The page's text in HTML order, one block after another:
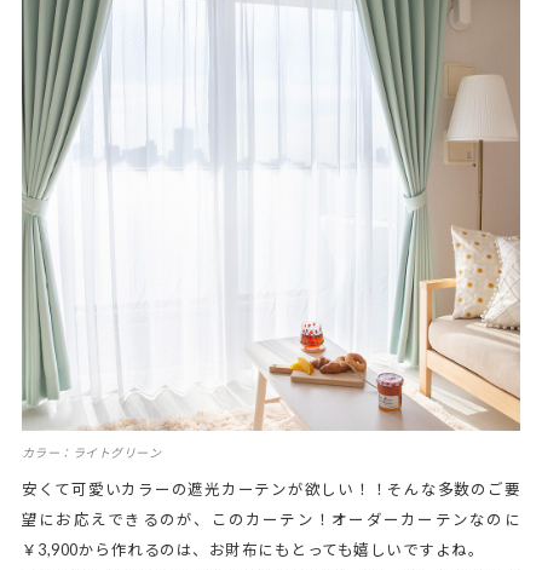
カラー：ライトグリーン
安くて可愛いカラーの遮光カーテンが欲しい！！そんな多数のご要
望にお応えできるのが、このカーテン！オーダーカーテンなのに
￥3,900から作れるのは、お財布にもとっても嬉しいですよね。